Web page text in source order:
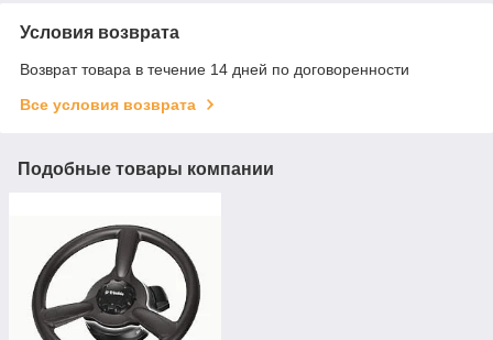
Условия возврата
Возврат товара в течение 14 дней по договоренности
Все условия возврата
Подобные товары компании